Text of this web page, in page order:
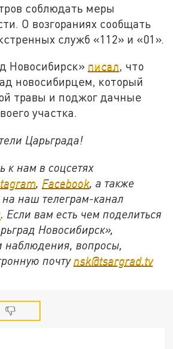
соблюдать меры
О возгораниях сообщать
служб «112» и «01».
Новосибирск» писал, что
новосибирцем, который
травы и поджог дачные
участка.
Царьграда!
к нам в соцсетях
, Facebook, а также
наш телеграм-канал
. Если вам есть чем поделиться
Новосибирск»,
наблюдения, вопросы,
почту nsk@tsargrad.tv